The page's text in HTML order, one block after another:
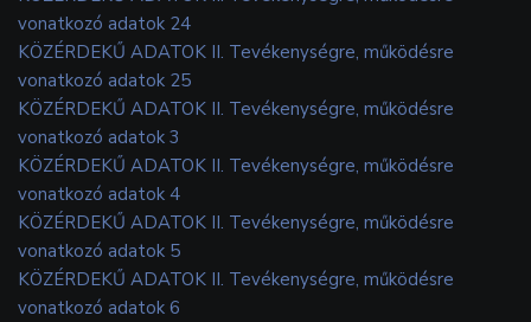
vonatkozó adatok 24
KÖZÉRDEKŰ ADATOK II. Tevékenységre, működésre
vonatkozó adatok 25
KÖZÉRDEKŰ ADATOK II. Tevékenységre, működésre
vonatkozó adatok 3
KÖZÉRDEKŰ ADATOK II. Tevékenységre, működésre
vonatkozó adatok 4
KÖZÉRDEKŰ ADATOK II. Tevékenységre, működésre
vonatkozó adatok 5
KÖZÉRDEKŰ ADATOK II. Tevékenységre, működésre
vonatkozó adatok 6